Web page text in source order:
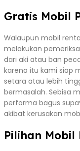
Gratis Mobil
Walaupun mobil
melakukan
dari aki atau ban
karena itu kami siap
setara atau lebih
bermasalah. Sebisa
performa bagus
akibat kerusakan
Pilihan Mobil